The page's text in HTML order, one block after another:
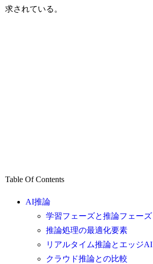
求されている。
Table Of Contents
AI推論
学習フェーズと推論フェーズ
推論処理の最適化要素
リアルタイム推論とエッジAI
クラウド推論との比較